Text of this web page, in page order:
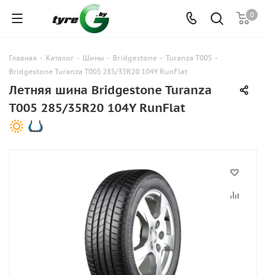
0
Главная - Каталог - Шины - Bridgestone - Turanza T005 -
Bridgestone Turanza T005 285/35R20 104Y RunFlat
Летняя шина Bridgestone Turanza
T005 285/35R20 104Y RunFlat